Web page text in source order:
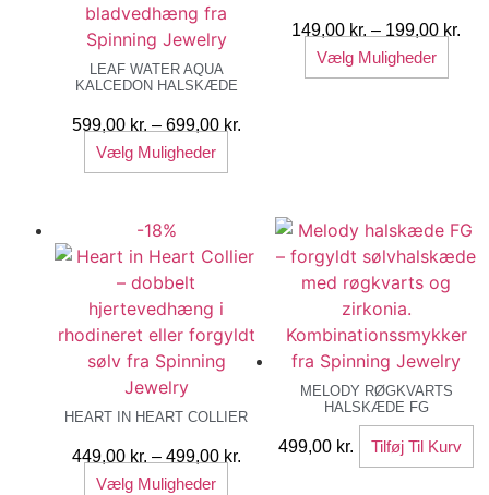
LEAF WATER AQUA
KALCEDON HALSKÆDE
599,00 kr. – 699,00 kr.
Vælg Muligheder
vare
varianter.
Mulighederne
vælges
varesiden
149,00 kr. – 199,00 kr.
Vælg Muligheder
vare
på
-18%
HEART IN HEART COLLIER
449,00 kr. – 499,00 kr. Prisinterval:
Vælg Muligheder
MELODY RØGKVARTS
HALSKÆDE FG
499,00 kr. Tilføj Til Kurv